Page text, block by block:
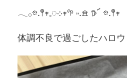
𓂃𓂂𖡼.𖤣𖥧𓈒◌܀𖥧𖧧 ˒˒.𖠿 𖠚՜ 𖡼.𖤣𖥧
体調不良で過ごしたハロ